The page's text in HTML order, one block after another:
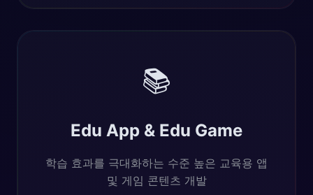
📚
Edu App & Edu Game
학습 효과를 극대화하는 수준 높은 교육용 앱
및 게임 콘텐츠 개발